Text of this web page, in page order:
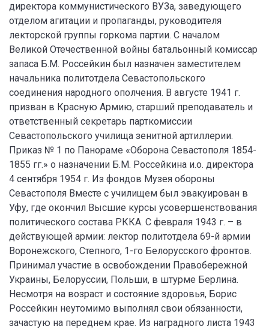
директора коммунистического ВУЗа, заведующего
отделом агитации и пропаганды, руководителя
лекторской группы горкома партии. С началом
Великой Отечественной войны батальонный комиссар
запаса Б.М. Россейкин был назначен заместителем
начальника политотдела Севастопольского
соединения народного ополчения. В августе 1941 г.
призван в Красную Армию, старший преподаватель и
ответственный секретарь парткомиссии
Севастопольского училища зенитной артиллерии.
Приказ № 1 по Панораме «Оборона Севастополя 1854-
1855 гг.» о назначении Б.М. Россейкина и.о. директора
4 сентября 1954 г. Из фондов Музея обороны
Севастополя Вместе с училищем был эвакуирован в
Уфу, где окончил Высшие курсы усовершенствования
политического состава РККА. С февраля 1943 г. – в
действующей армии: лектор политотдела 69-й армии
Воронежского, Степного, 1-го Белорусского фронтов.
Принимал участие в освобождении Правобережной
Украины, Белоруссии, Польши, в штурме Берлина.
Несмотря на возраст и состояние здоровья, Борис
Россейкин неутомимо выполнял свои обязанности,
зачастую на переднем крае. Из наградного листа 1943